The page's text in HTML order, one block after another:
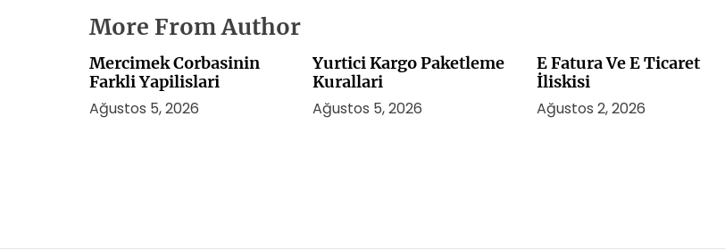
More From Author
Mercimek Corbasinin
Farkli Yapilislari
Ağustos 5, 2026
Yurtici Kargo Paketleme
Kurallari
Ağustos 5, 2026
E Fatura Ve E Ticaret
İliskisi
Ağustos 2, 2026